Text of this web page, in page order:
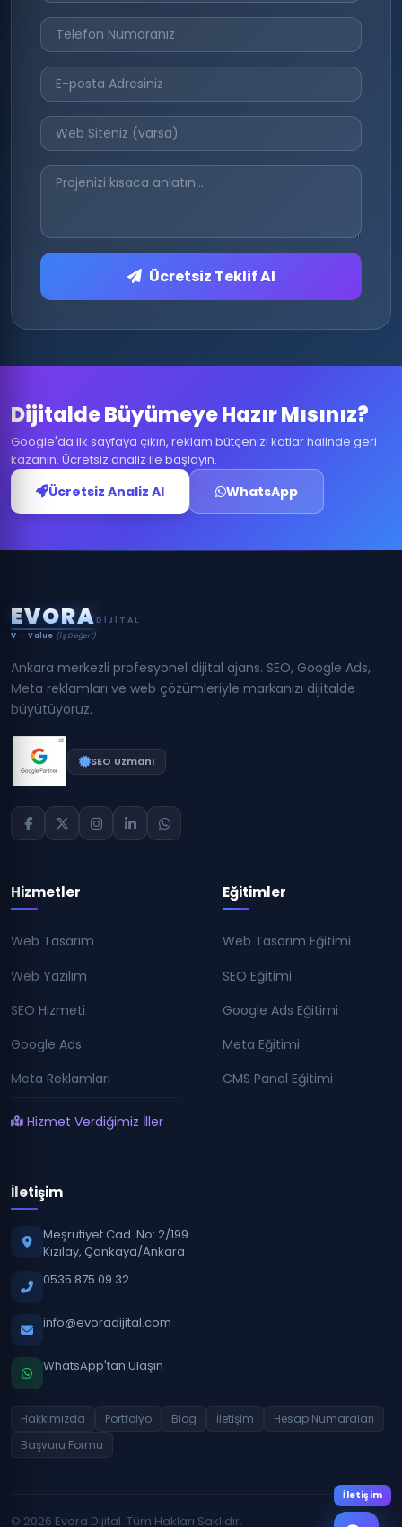
Ücretsiz Teklif Al
Dijitalde Büyümeye Hazır Mısınız?
Google'da ilk sayfaya çıkın, reklam bütçenizi katlar halinde geri
kazanın. Ücretsiz analiz ile başlayın.
Ücretsiz Analiz Al WhatsApp
EVORA DIJITAL
V — Value (İş Değeri)
Ankara merkezli profesyonel dijital ajans. SEO, Google Ads,
Meta reklamları ve web çözümleriyle markanızı dijitalde
büyütüyoruz.
SEO Uzmanı
Hizmetler
Web Tasarım
Web Yazılım
SEO Hizmeti
Google Ads
Meta Reklamları
Hizmet Verdiğimiz İller
Eğitimler
Web Tasarım Eğitimi
SEO Eğitimi
Google Ads Eğitimi
Meta Eğitimi
CMS Panel Eğitimi
İletişim
Meşrutiyet Cad. No: 2/199
Kızılay, Çankaya/Ankara
0535 875 09 32
info@evoradijital.com
WhatsApp'tan Ulaşın
Hakkımızda Portfolyo Blog İletişim
Hesap Numaraları
Başvuru Formu
© 2026 Evora Dijital. Tüm Hakları Saklıdır.
İletişim